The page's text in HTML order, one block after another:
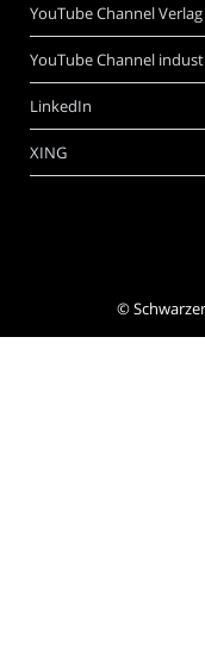
YouTube Channel Verlag
YouTube Channel
LinkedIn
XING
©